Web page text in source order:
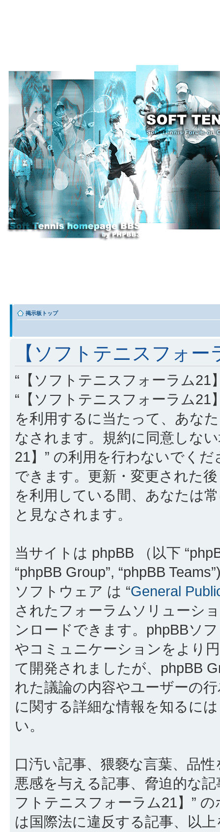
掲示板トップ
【ソフトテニスフォ
“【ソフトテニスフォーラム21
“【ソフトテニスフォーラム21
を利用するに当たって、あな
なされます。規約に同意しな
21】” の利用を行わないでく
できます。更新・変更された
を利用している間、あなたは
と見なされます。
当サイトは phpBB （以下
“phpBB Group”, “phpBB
ソフトウェア は “General
されたフォーラムソリューシ
ンロードできます。phpBBソ
やコミュニケーションをより
て開発されましたが、phpBB
れた議論の内容やユーザーの
に関する詳細な情報を知るに
い。
口汚い記事、猥褻な言葉、品
悪感を与える記事、脅迫的な
フトテニスフォーラム21】”
は国際法に違反する記事、以